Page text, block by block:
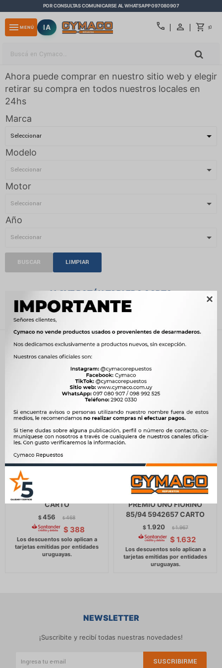

POR CONSULTAS COMUNICARSE AL WHATSAPP 097080907
call $0
menu MENÚ IA
Ahora puede comprar en nuestro sitio web y elegir
retirar su compra en todos nuestros locales en
24hs
Marca
Modelo
Motor
Año
BUSCAR LIMPIAR
LLAVE BOTÓN TABLERO CARTO
Filtrando por: Electricidad Llave botón tablero Carto
Quitar filtros
LLAVE BOTON TABLERO
FIAT LUNETA TERMICA 147
CARTO
$456 $ 468
$ 388
LLAVE BOTON TABLERO
FIAT LUCES C/ PANEL
PREMIO UNO FIORINO
85/94 5942657 CARTO
$1.920 $ 1.967
$ 1.632
NEWSLETTER
¡Suscribite y recibí todas nuestras novedades!
SUSCRIBIRME
close